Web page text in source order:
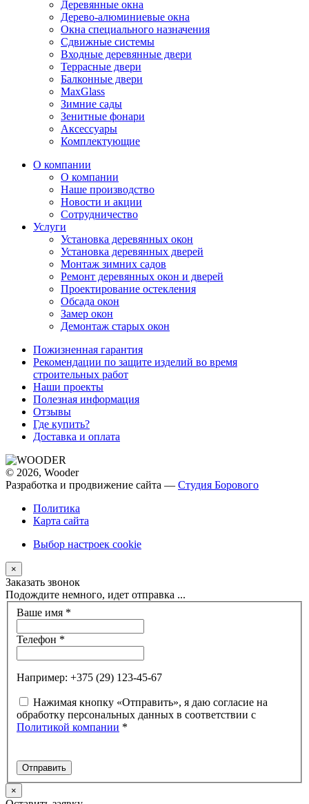
Деревянные окна
Дерево-алюминиевые окна
Окна специального назначения
Сдвижные системы
Входные деревянные двери
Террасные двери
Балконные двери
MaxGlass
Зимние сады
Зенитные фонари
Аксессуары
Комплектующие
О компании
О компании
Наше производство
Новости и акции
Сотрудничество
Услуги
Установка деревянных окон
Установка деревянных дверей
Монтаж зимних садов
Ремонт деревянных окон и дверей
Проектирование остекления
Обсада окон
Замер окон
Демонтаж старых окон
Пожизненная гарантия
Рекомендации по защите изделий во время
строительных работ
Наши проекты
Полезная информация
Отзывы
Где купить?
Доставка и оплата
© 2026, Wooder
Разработка и продвижение сайта — Студия Борового
Политика
Карта сайта
Выбор настроек cookie
×
Заказать звонок
Подождите немного, идет отправка ...
Ваше имя *
Телефон *
Например: +375 (29) 123-45-67
Нажимая кнопку «Отправить», я даю согласие на
обработку персональных данных в соответствии с
Политикой компании *
×